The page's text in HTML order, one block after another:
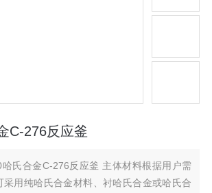
C-276反应釜
哈氏合金C-276反应釜 主体材料根据用户需
采用纯哈氏合金材料、衬哈氏合金或哈氏合